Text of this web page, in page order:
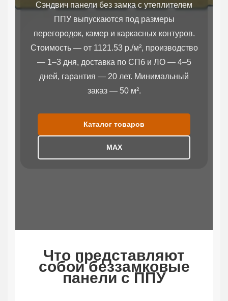
Сэндвич панели без замка с утеплителем
ППУ выпускаются под размеры
перегородок, камер и каркасных контуров.
Стоимость — от 1121.53 р./м², производство
— 1–3 дня, доставка по СПб и ЛО — 4–5
дней, гарантия — 20 лет. Минимальный
заказ — 50 м².
Каталог товаров
МАХ
Что представляют
собой беззамковые
панели с ППУ